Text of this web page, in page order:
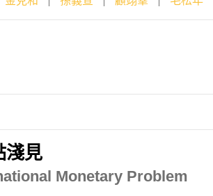
淺見
Monetary Problem